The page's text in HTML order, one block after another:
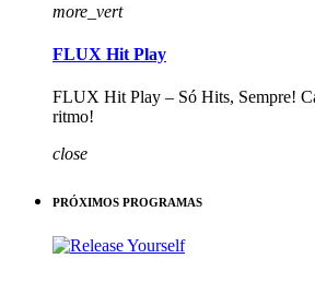
more_vert
FLUX Hit Play
FLUX Hit Play – Só Hits, Sempre!
ritmo!
close
PRÓXIMOS PROGRAMAS